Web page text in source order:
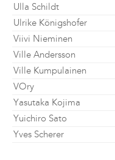
Ulla Schildt
Ulrike Königshofer
Viivi Nieminen
Ville Andersson
Ville Kumpulainen
VOry
Yasutaka Kojima
Yuichiro Sato
Yves Scherer